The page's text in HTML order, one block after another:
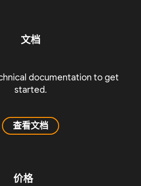
文档
documentation to get
started.
查看文档
价格